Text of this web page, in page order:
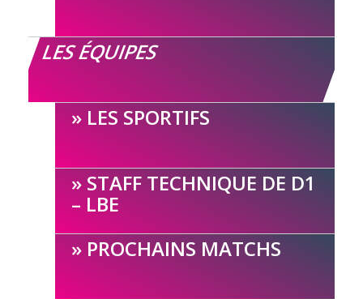
LES ÉQUIPES
LES SPORTIFS
STAFF TECHNIQUE DE D1
– LBE
PROCHAINS MATCHS